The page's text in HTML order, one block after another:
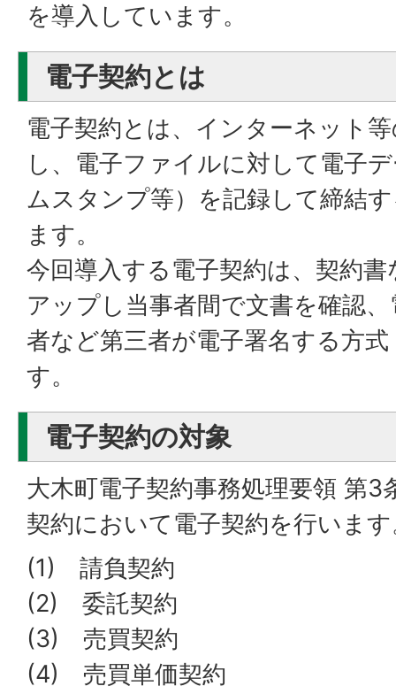
を導入しています。
電子契約とは
電子契約とは、インターネット
し、電子ファイルに対して電子
ムスタンプ等）を記録して締結
ます。
今回導入する電子契約は、契約
アップし当事者間で文書を確認
者など第三者が電子署名する方
す。
電子契約の対象
大木町電子契約事務処理要領 第3
契約において電子契約を行いま
(1) 請負契約
(2) 委託契約
(3) 売買契約
(4) 売買単価契約